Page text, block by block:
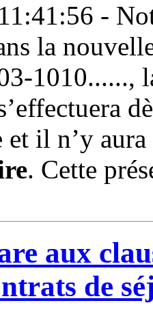
-
la
1010......,
et il n’y
. Cette
aux
de